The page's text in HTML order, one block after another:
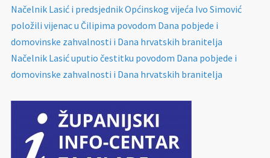
Načelnik Lasić i predsjednik Općinskog vijeća Ivo Simović
položili vijenac u Čilipima povodom Dana pobjede i
domovinske zahvalnosti i Dana hrvatskih branitelja
Načelnik Lasić uputio čestitku povodom Dana pobjede i
domovinske zahvalnosti i Dana hrvatskih branitelja